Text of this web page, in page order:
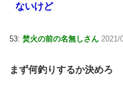
ないけど
53: 焚火の前の名無しさん 2021/
まず何釣りするか決めろ